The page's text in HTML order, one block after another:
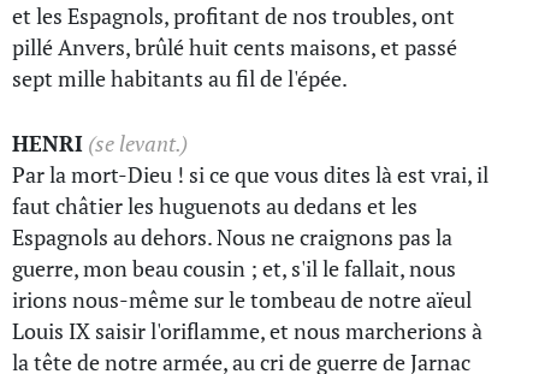
et les Espagnols, profitant de nos troubles, ont
pillé Anvers, brûlé huit cents maisons, et passé
sept mille habitants au fil de l'épée.
HENRI (se levant.)
Par la mort-Dieu ! si ce que vous dites là est vrai, il
faut châtier les huguenots au dedans et les
Espagnols au dehors. Nous ne craignons pas la
guerre, mon beau cousin ; et, s'il le fallait, nous
irions nous-même sur le tombeau de notre aïeul
Louis IX saisir l'oriflamme, et nous marcherions à
la tête de notre armée, au cri de guerre de Jarnac